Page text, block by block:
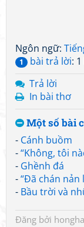
Ngôn ngữ:
1 bài trả lời:
Trả lời
In bài thơ
Một số bài
- Cánh buồm
-“Không, tôi
- Ghềnh đá
-“Đã chán nản
- Bầu trời và
Đăng bởi